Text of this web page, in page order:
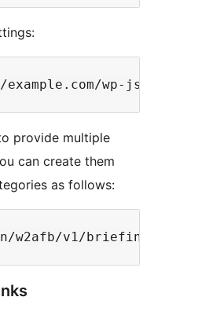
provide multiple
can create them
as follows: